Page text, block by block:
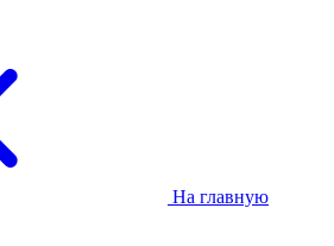
На главную